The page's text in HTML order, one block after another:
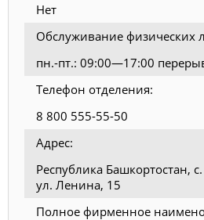
Нет
Обслуживание физических
пн.-пт.: 09:00—17:00
Телефон отделения:
8 800 555-55-50
Адрес:
Республика Башкортостан,
ул. Ленина, 15
Полное фирменное